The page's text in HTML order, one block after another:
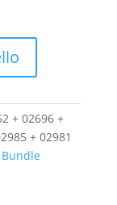
+ 02696 +
+ 02981
Bundle